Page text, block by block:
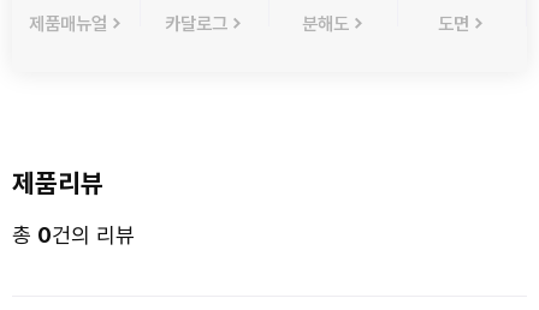
제품매뉴얼 카달로그 분해도 도면
제품리뷰
총 0건의 리뷰